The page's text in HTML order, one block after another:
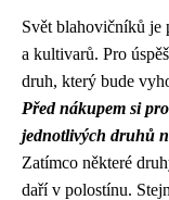
Svět blahovičníků je
a kultivarů. Pro
druh, který bude
Před nákupem si
jednotlivých druhů
Zatímco některé
daří v polostínu.